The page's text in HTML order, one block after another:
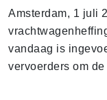
Amsterdam, 1 juli
vandaag is
vervoerders om